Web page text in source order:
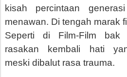
kisah percintaan
menawan. Di tengah marak
Seperti di Film-Film
rasakan kembali hati
meski dibalut rasa trauma.